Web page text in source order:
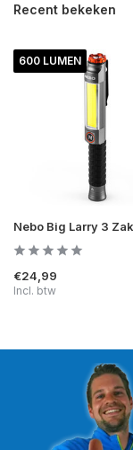
Recent bekeken
600 LUMEN
Nebo Big Larry 3
€24,99
Incl. btw